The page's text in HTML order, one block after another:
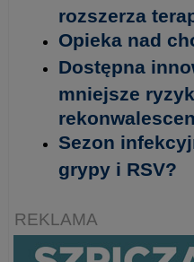
rozszerza
Opieka nad
Dostępna
mniejsze
Sezon
grypy i RSV?
REKLAMA